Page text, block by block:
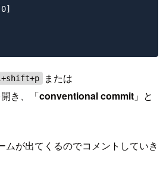
または
き、「conventional commit 」と
ムが出てくるのでコメントしていき